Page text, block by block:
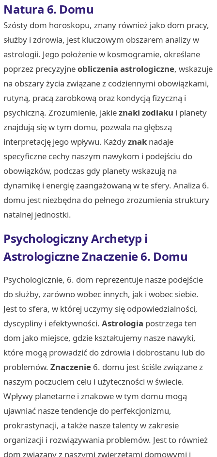
Natura 6. Domu
Szósty dom horoskopu, znany również jako dom pracy,
służby i zdrowia, jest kluczowym obszarem analizy w
astrologii. Jego położenie w kosmogramie, określane
poprzez precyzyjneobliczenia astrologiczne, wskazuje
na obszary życia związane z codziennymi obowiązkami,
rutyną, pracą zarobkową oraz kondycją fizyczną i
psychiczną. Zrozumienie, jakieznaki zodiaku i planety
znajdują się w tym domu, pozwala na głębszą
interpretację jego wpływu. Każdyznak nadaje
specyficzne cechy naszym nawykom i podejściu do
obowiązków, podczas gdy planety wskazują na
dynamikę i energię zaangażowaną w te sfery. Analiza 6.
domu jest niezbędna do pełnego zrozumienia struktury
natalnej jednostki.
Psychologiczny Archetyp i
Astrologiczne Znaczenie 6. Domu
Psychologicznie, 6. dom reprezentuje nasze podejście
do służby, zarówno wobec innych, jak i wobec siebie.
Jest to sfera, w której uczymy się odpowiedzialności,
dyscypliny i efektywności. Astrologia postrzega ten
dom jako miejsce, gdzie kształtujemy nasze nawyki,
które mogą prowadzić do zdrowia i dobrostanu lub do
problemów. Znaczenie 6. domu jest ściśle związane z
naszym poczuciem celu i użyteczności w świecie.
Wpływy planetarne i znakowe w tym domu mogą
ujawniać nasze tendencje do perfekcjonizmu,
prokrastynacji, a także nasze talenty w zakresie
organizacji i rozwiązywania problemów. Jest to również
dom związany z naszymi zwierzętami domowymi i